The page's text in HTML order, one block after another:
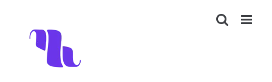
content